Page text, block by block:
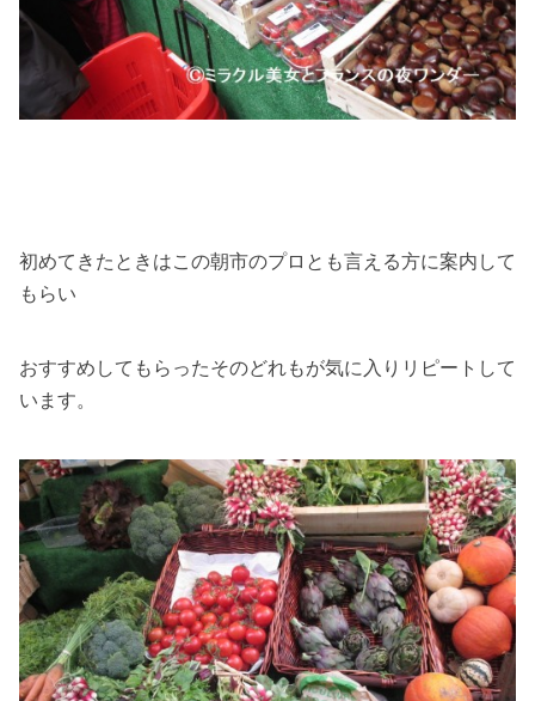
初めてきたときはこの朝市のプロとも言える方に案内して
もらい
おすすめしてもらったそのどれもが気に入りリピートして
います。